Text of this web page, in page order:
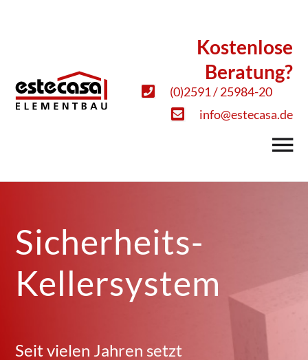
Kostenlose
Beratung?
(0)2591 / 25984-20
info@estecasa.de
Sicherheits-
Kellersystem
Seit vielen Jahren setzt